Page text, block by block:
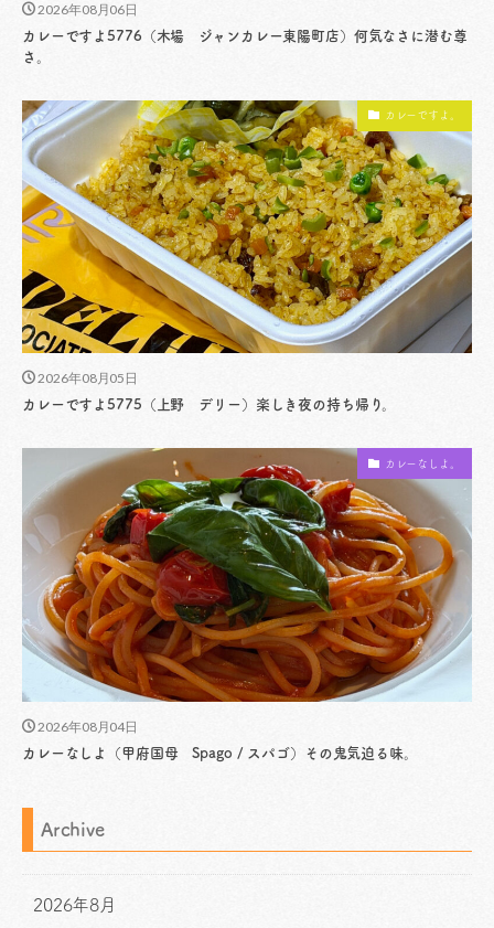
2026年08月06日
カレーですよ5776（木場 ジャンカレー東陽町店）何気なさに潜む尊
さ。
カレーですよ。
2026年08月05日
カレーですよ5775（上野 デリー）楽しき夜の持ち帰り。
カレーなしよ。
2026年08月04日
カレーなしよ（甲府国母 Spago / スパゴ）その鬼気迫る味。
Archive
2026年8月